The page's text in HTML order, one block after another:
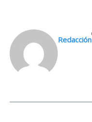
Redacción